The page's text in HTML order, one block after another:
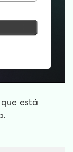
está